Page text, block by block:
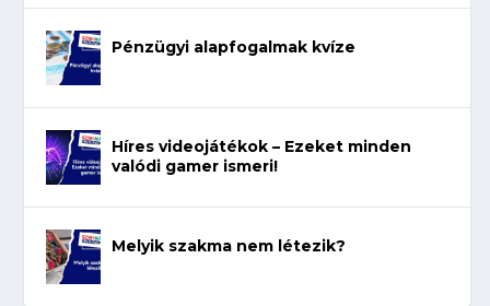
Pénzügyi alapfogalmak kvíze
Híres videojátékok – Ezeket minden
valódi gamer ismeri!
Melyik szakma nem létezik?